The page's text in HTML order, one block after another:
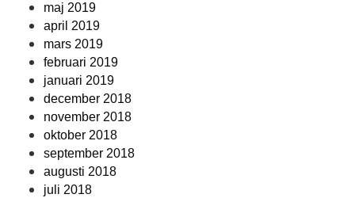
maj 2019
april 2019
mars 2019
februari 2019
januari 2019
december 2018
november 2018
oktober 2018
september 2018
augusti 2018
juli 2018